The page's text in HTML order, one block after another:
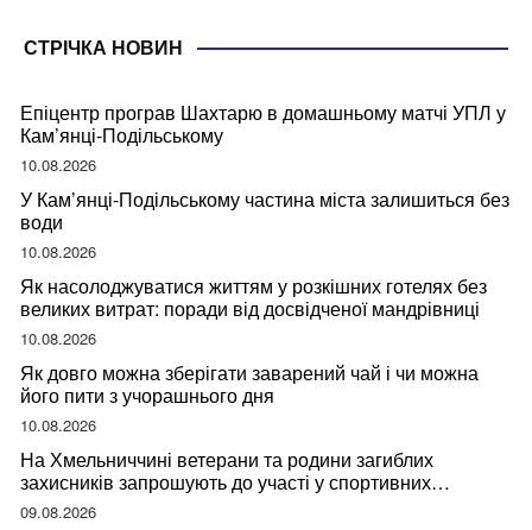
СТРІЧКА НОВИН
Епіцентр програв Шахтарю в домашньому матчі УПЛ у
Кам’янці-Подільському
10.08.2026
У Кам’янці-Подільському частина міста залишиться без
води
10.08.2026
Як насолоджуватися життям у розкішних готелях без
великих витрат: поради від досвідченої мандрівниці
10.08.2026
Як довго можна зберігати заварений чай і чи можна
його пити з учорашнього дня
10.08.2026
На Хмельниччині ветерани та родини загиблих
захисників запрошують до участі у спортивних
змаганнях
09.08.2026